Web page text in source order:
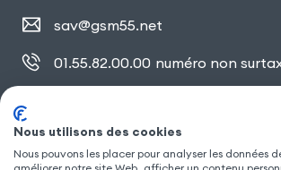
sav@gsm55.net
01.55.82.00.00 numéro non
Nous utilisons des cookies
Nous pouvons les placer pour analyser les données